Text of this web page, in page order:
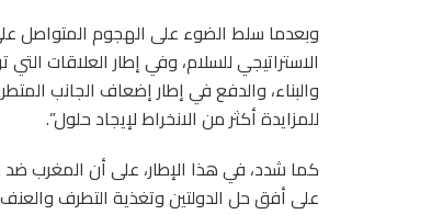
وبعدما سلط الضوء على الهجوم المتواصل
الاستراتيجي للسلام، وفي إطار العلاقات
والبناء، والدفع في إطار إضعاف الجانب
للمزايدة أكثر من الانخراط لإيجاد حلول”.
كما شدد، في هذا الإطار، على أن المغرب
على أفق حل الدولتين وتغذية التطرف